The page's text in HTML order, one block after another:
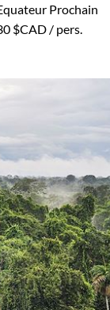
Prochain
$CAD / pers.